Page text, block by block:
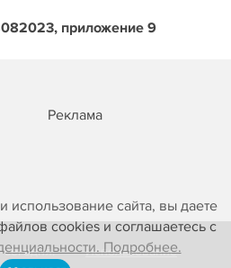
сайта, вы даете
cookies и соглашаетесь с
Подробнее.
приложение 9
Реклама
сегодня!
Использование